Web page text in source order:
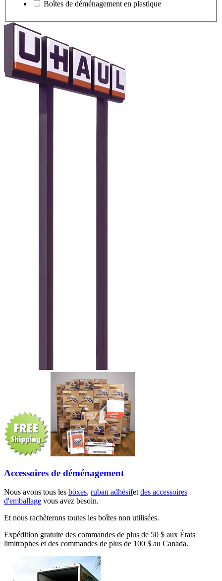
Boîtes de déménagement en plastique
Accessoires de déménagement
Nous avons tous les boxes, ruban adhésifetdes accessoires
d'emballage vous avez besoin.
Et nous rachèterons toutes les boîtes non utilisées.
Expédition gratuite des commandes de plus de 50 $ aux États
limitrophes et des commandes de plus de 100 $ au Canada.